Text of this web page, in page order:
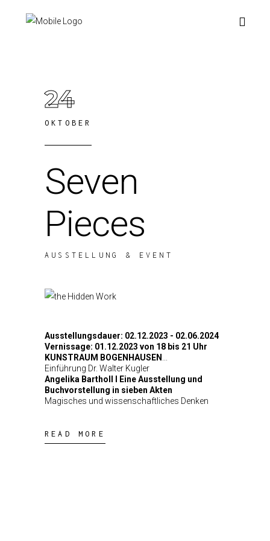
24
OKTOBER
Seven
Pieces
AUSSTELLUNG & EVENT
Ausstellungsdauer: 02.12.2023 - 02.06.2024
Vernissage: 01.12.2023 von 18 bis 21 Uhr
KUNSTRAUM BOGENHAUSEN
Einführung Dr. Walter Kugler
Angelika Bartholl I Eine Ausstellung und
Buchvorstellung in sieben Akten
Magisches und wissenschaftliches Denken
READ MORE